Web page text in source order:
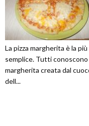
La pizza margherita è la
semplice. Tutti
margherita creata dal
dell...